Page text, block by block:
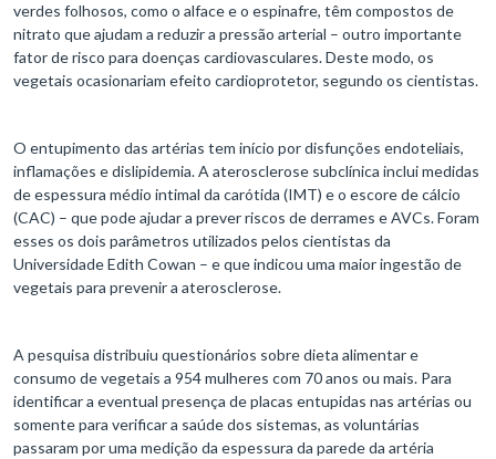
verdes folhosos, como o alface e o espinafre, têm compostos de
nitrato que ajudam a reduzir a pressão arterial – outro importante
fator de risco para doenças cardiovasculares. Deste modo, os
vegetais ocasionariam efeito cardioprotetor, segundo os cientistas.
O entupimento das artérias tem início por disfunções endoteliais,
inflamações e dislipidemia. A aterosclerose subclínica inclui medidas
de espessura médio intimal da carótida (IMT) e o escore de cálcio
(CAC) – que pode ajudar a prever riscos de derrames e AVCs. Foram
esses os dois parâmetros utilizados pelos cientistas da
Universidade Edith Cowan – e que indicou uma maior ingestão de
vegetais para prevenir a aterosclerose.
A pesquisa distribuiu questionários sobre dieta alimentar e
consumo de vegetais a 954 mulheres com 70 anos ou mais. Para
identificar a eventual presença de placas entupidas nas artérias ou
somente para verificar a saúde dos sistemas, as voluntárias
passaram por uma medição da espessura da parede da artéria